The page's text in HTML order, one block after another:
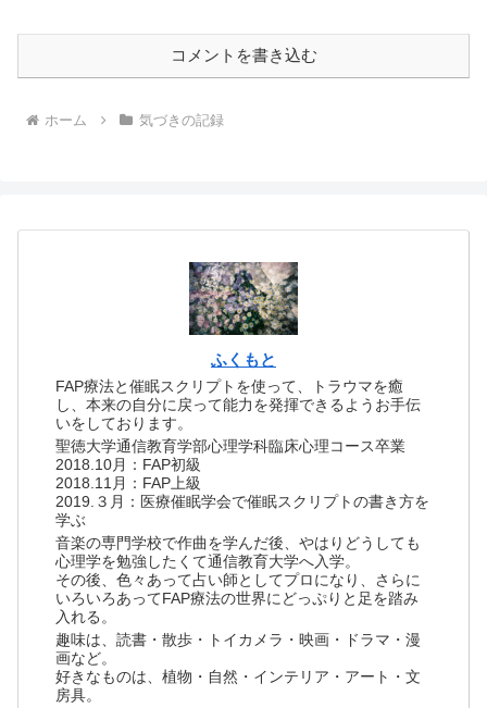
コメントを書き込む
ホーム 気づきの記録
ふくもと
FAP療法と催眠スクリプトを使って、トラウマを癒
し、本来の自分に戻って能力を発揮できるようお手伝
いをしております。
聖徳大学通信教育学部心理学科臨床心理コース卒業
2018.10月：FAP初級
2018.11月：FAP上級
2019.３月：医療催眠学会で催眠スクリプトの書き方を
学ぶ
音楽の専門学校で作曲を学んだ後、やはりどうしても
心理学を勉強したくて通信教育大学へ入学。
その後、色々あって占い師としてプロになり、さらに
いろいろあってFAP療法の世界にどっぷりと足を踏み
入れる。
趣味は、読書・散歩・トイカメラ・映画・ドラマ・漫
画など。
好きなものは、植物・自然・インテリア・アート・文
房具。